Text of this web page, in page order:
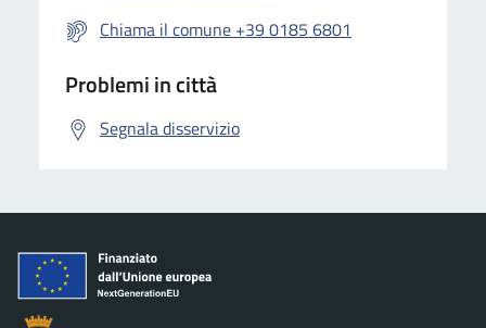
Chiama il comune +39 0185 6801
Problemi in città
Segnala disservizio